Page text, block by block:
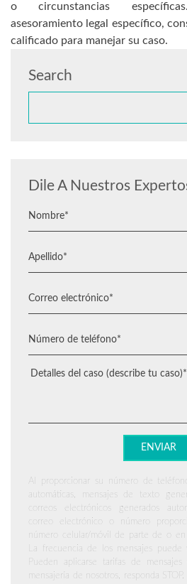
o circunstancias
asesoramiento legal específico,
calificado para manejar su caso.
Search
Dile A Nuestros
Al proporcionar su número de
automáticas, mensajes de texto
correos electrónicos generados
correo electrónico o número
número celular/móvil de parte de o
La frecuencia de los mensajes puede
Pueden aplicarse tarifas de
mensajería de nosotros, responda STOP.